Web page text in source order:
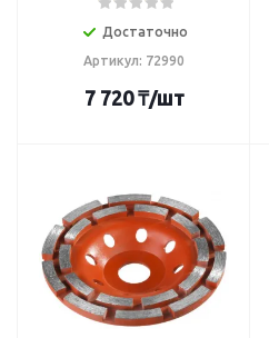
Достаточно
Артикул: 72990
7 720₸/шт